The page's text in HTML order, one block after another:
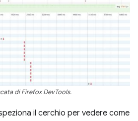
di Firefox DevTools.
il cerchio per vedere come